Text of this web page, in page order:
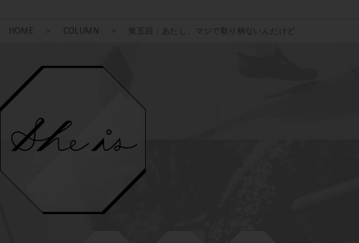
HOME COLUMN 第五回：あたし、マジで取り柄ないんだけど